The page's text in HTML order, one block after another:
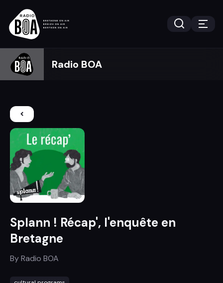
Radio BOA
Splann ! Récap', l'enquête en
Bretagne
ByRadio BOA